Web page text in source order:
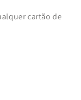
cartão de